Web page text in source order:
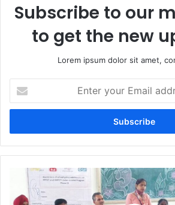
Subscribe to our
to get the new
Lorem ipsum dolor sit amet,
your
Email